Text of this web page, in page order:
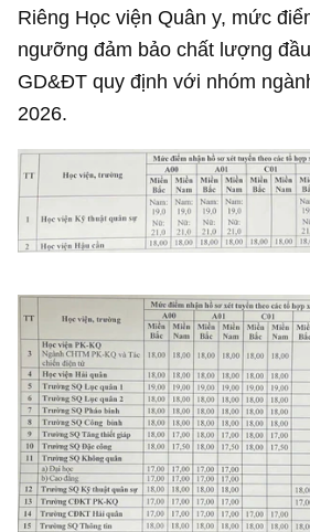
Riêng Học viện Quân y, mức
ngưỡng đảm bảo chất lượng
GD&ĐT quy định với nhóm
2026.